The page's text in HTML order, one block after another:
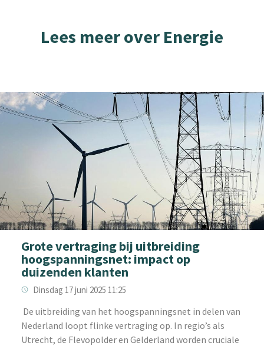
Lees meer over Energie
Grote vertraging bij uitbreiding
hoogspanningsnet: impact op
duizenden klanten
Dinsdag 17 juni 2025 11:25
‌ De uitbreiding van het hoogspanningsnet in delen van
Nederland loopt flinke vertraging op. In regio’s als
Utrecht, de Flevopolder en Gelderland worden cruciale